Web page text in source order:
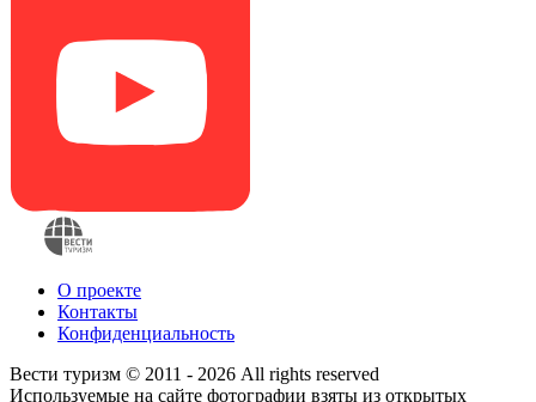
О проекте
Контакты
Конфиденциальность
Вести туризм © 2011 - 2026 All rights reserved
Используемые на сайте фотографии взяты из открытых